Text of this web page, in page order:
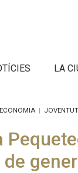
LA
ECONOMIA JOVENTUT
gener